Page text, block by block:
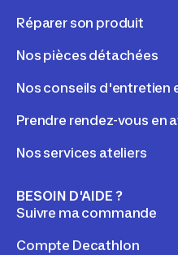
Réparer son produit
Nos pièces détachées
Nos conseils d'entretien
Prendre rendez-vous en
Nos services ateliers
BESOIN D'AIDE ?
Suivre ma commande
Compte Decathlon